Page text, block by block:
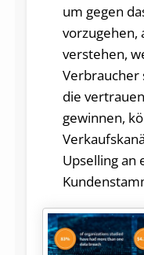
um gegen
vorzugehen,
verstehen,
Verbraucher
die
gewinnen,
Upselling an